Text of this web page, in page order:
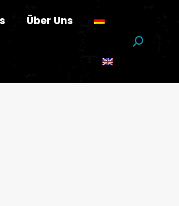
Über Uns
Suchen: